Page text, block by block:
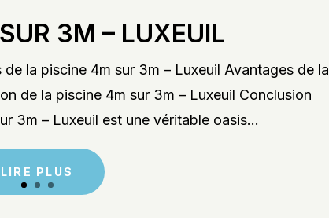
3M – LUXEUIL
la piscine 4m sur 3m – Luxeuil Avantages de la
de la piscine 4m sur 3m – Luxeuil Conclusion
3m – Luxeuil est une véritable oasis...
LIRE PLUS